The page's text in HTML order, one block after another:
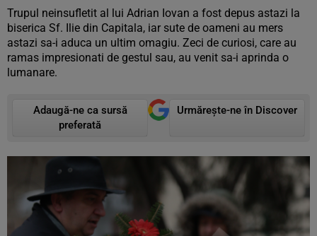
Trupul neinsufletit al lui Adrian Iovan a fost depus astazi la
biserica Sf. Ilie din Capitala, iar sute de oameni au mers
astazi sa-i aduca un ultim omagiu. Zeci de curiosi, care au
ramas impresionati de gestul sau, au venit sa-i aprinda o
lumanare.
Adaugă-ne ca sursă
preferată
Urmărește-ne în Discover